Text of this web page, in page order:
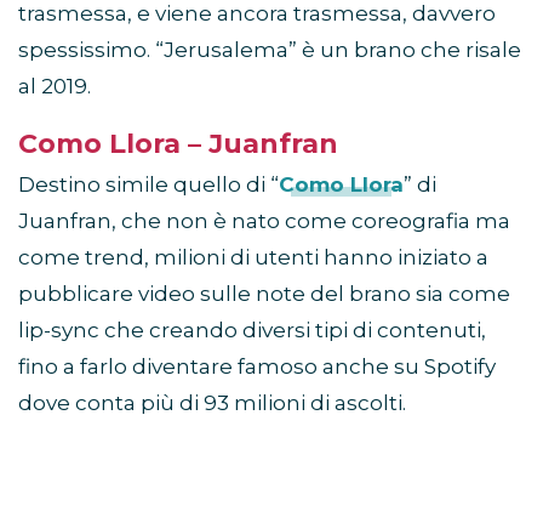
trasmessa, e viene ancora trasmessa, davvero
spessissimo. “Jerusalema” è un brano che risale
al 2019.
Como Llora – Juanfran
Destino simile quello di “Como Llora” di
Juanfran, che non è nato come coreografia ma
come trend, milioni di utenti hanno iniziato a
pubblicare video sulle note del brano sia come
lip-sync che creando diversi tipi di contenuti,
fino a farlo diventare famoso anche su Spotify
dove conta più di 93 milioni di ascolti.